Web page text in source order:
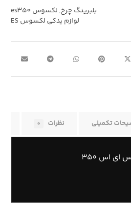
بلبرینگ چرخ, لکسوس es۳۵۰
لوازم یدکی لکسوس ES
تکمیلی نظرات ۰
اس ۳۵۰